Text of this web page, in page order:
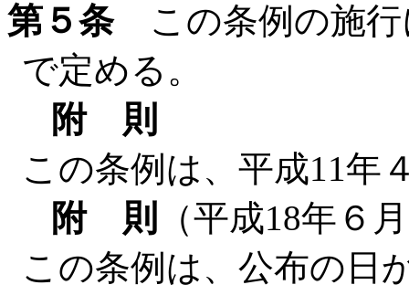
第５条この条例の施行
で定める。
附 則
この条例は、平成11年
附 則
（平成18年６
この条例は、公布の日